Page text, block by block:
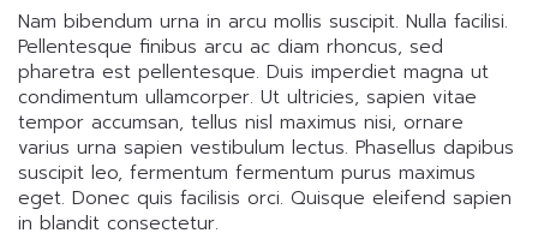
Nam bibendum urna in arcu mollis suscipit. Nulla facilisi.
Pellentesque finibus arcu ac diam rhoncus, sed
pharetra est pellentesque. Duis imperdiet magna ut
condimentum ullamcorper. Ut ultricies, sapien vitae
tempor accumsan, tellus nisl maximus nisi, ornare
varius urna sapien vestibulum lectus. Phasellus dapibus
suscipit leo, fermentum fermentum purus maximus
eget. Donec quis facilisis orci. Quisque eleifend sapien
in blandit consectetur.